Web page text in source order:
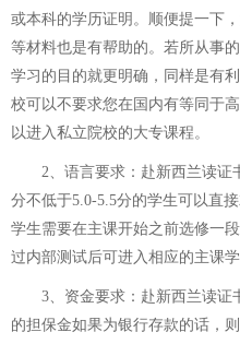
或本科的学历证明。顺便提一下
等材料也是有帮助的。若所从事
学习的目的就更明确，同样是有
校可以不要求您在国内有等同于
以进入私立院校的大专课程。
2、语言要求：赴新西兰读证
分不低于5.0-5.5分的学生可以直
学生需要在主课开始之前选修一
过内部测试后可进入相应的主课学
3、资金要求：赴新西兰读证
的担保金如果为银行存款的话，